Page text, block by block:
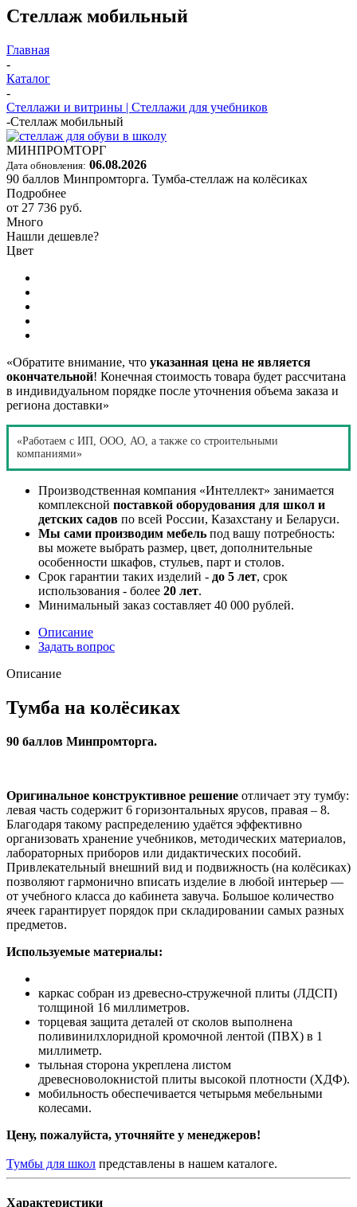
Стеллаж мобильный
Главная
-
Каталог
-
Стеллажи и витрины | Стеллажи для учебников
-Стеллаж мобильный
МИНПРОМТОРГ
Дата обновления: 06.08.2026
90 баллов Минпромторга. Тумба-стеллаж на колёсиках
Подробнее
от 27 736 руб.
Много
Нашли дешевле?
Цвет
«Обратите внимание, что указанная цена не является
окончательной! Конечная стоимость товара будет рассчитана
в индивидуальном порядке после уточнения объема заказа и
региона доставки»
«Работаем с ИП, ООО, АО, а также со строительными
компаниями»
Производственная компания «Интеллект» занимается
комплексной поставкой оборудования для школ и
детских садов по всей России, Казахстану и Беларуси.
Мы сами производим мебель под вашу потребность:
вы можете выбрать размер, цвет, дополнительные
особенности шкафов, стульев, парт и столов.
Срок гарантии таких изделий - до 5 лет, срок
использования - более 20 лет.
Минимальный заказ составляет 40 000 рублей.
Описание
Задать вопрос
Описание
Тумба на колёсиках
90 баллов Минпромторга.
Оригинальное конструктивное решение отличает эту тумбу:
левая часть содержит 6 горизонтальных ярусов, правая – 8.
Благодаря такому распределению удаётся эффективно
организовать хранение учебников, методических материалов,
лабораторных приборов или дидактических пособий.
Привлекательный внешний вид и подвижность (на колёсиках)
позволяют гармонично вписать изделие в любой интерьер —
от учебного класса до кабинета завуча. Большое количество
ячеек гарантирует порядок при складировании самых разных
предметов.
Используемые материалы:
каркас собран из древесно-стружечной плиты (ЛДСП)
толщиной 16 миллиметров.
торцевая защита деталей от сколов выполнена
поливинилхлоридной кромочной лентой (ПВХ) в 1
миллиметр.
тыльная сторона укреплена листом
древесноволокнистой плиты высокой плотности (ХДФ).
мобильность обеспечивается четырьмя мебельными
колесами.
Цену, пожалуйста, уточняйте у менеджеров!
Тумбы для школ представлены в нашем каталоге.
Характеристики